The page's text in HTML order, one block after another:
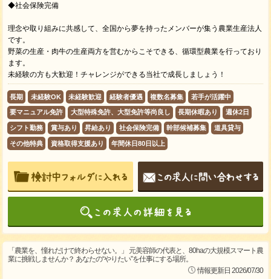
◆社会保険完備
理念や取り組みに共感して、全国から夢を持ったメンバーが集う農業生産法人
です。
野菜の生産・肉牛の生産両方を営むからこそできる、循環型農業を行っており
ます。
未経験の方も大歓迎！チャレンジができる当社で成長しましょう！
長期 未経験OK 未経験歓迎 経験者優遇 複数名募集 若手が活躍中
要マニュアル免許 大型特殊免許、大型免許等尚良し 長期休暇あり 週休2日
シフト勤務 賞与あり 昇給あり 社会保険完備 幹部候補募集 道具貸与
その他特典 資格取得支援あり 年間休日80日以上
「農業を、憧れだけで終わらせない。」 元美容師の代表と、80haの大規模スマート農
業に挑戦しませんか？ あなたの“やりたい”を仕事にする場所。
情報更新日 2026/07/30